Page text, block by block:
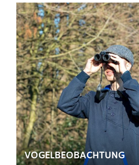
VOGELBEOBACHTUNG